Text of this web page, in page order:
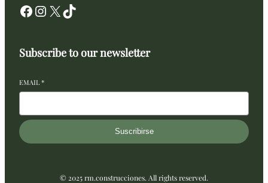
Facebook Instagram X TikTok
Subscribe to our newsletter
EMAIL *
Suscribirse
© 2025 rm.construcciones. All rights reserved.